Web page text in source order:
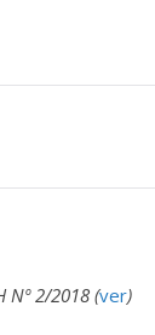
Nº 2/2018 (ver)